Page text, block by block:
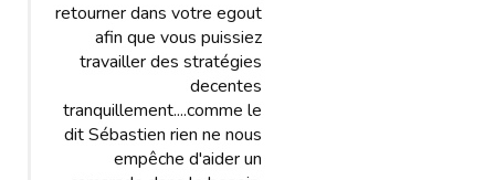
retourner dans votre egout
afin que vous puissiez
travailler des stratégies
decentes
tranquillement....comme le
dit Sébastien rien ne nous
empêche d'aider un